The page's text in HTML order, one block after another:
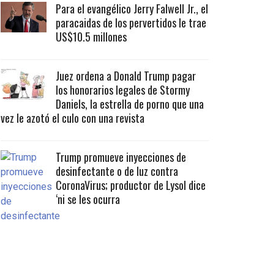
Para el evangélico Jerry Falwell Jr., el
paracaidas de los pervertidos le trae
US$10.5 millones
Juez ordena a Donald Trump pagar
los honorarios legales de Stormy
Daniels, la estrella de porno que una
vez le azotó el culo con una revista
Trump promueve inyecciones de
desinfectante o de luz contra
CoronaVirus; productor de Lysol dice
‘ni se les ocurra